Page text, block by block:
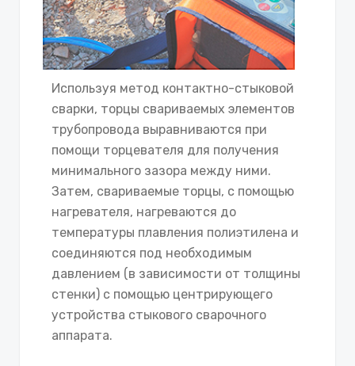
Используя метод контактно-стыковой
сварки, торцы свариваемых элементов
трубопровода выравниваются при
помощи торцевателя для получения
минимального зазора между ними.
Затем, свариваемые торцы, с помощью
нагревателя, нагреваются до
температуры плавления полиэтилена и
соединяются под необходимым
давлением (в зависимости от толщины
стенки) с помощью центрирующего
устройства стыкового сварочного
аппарата.